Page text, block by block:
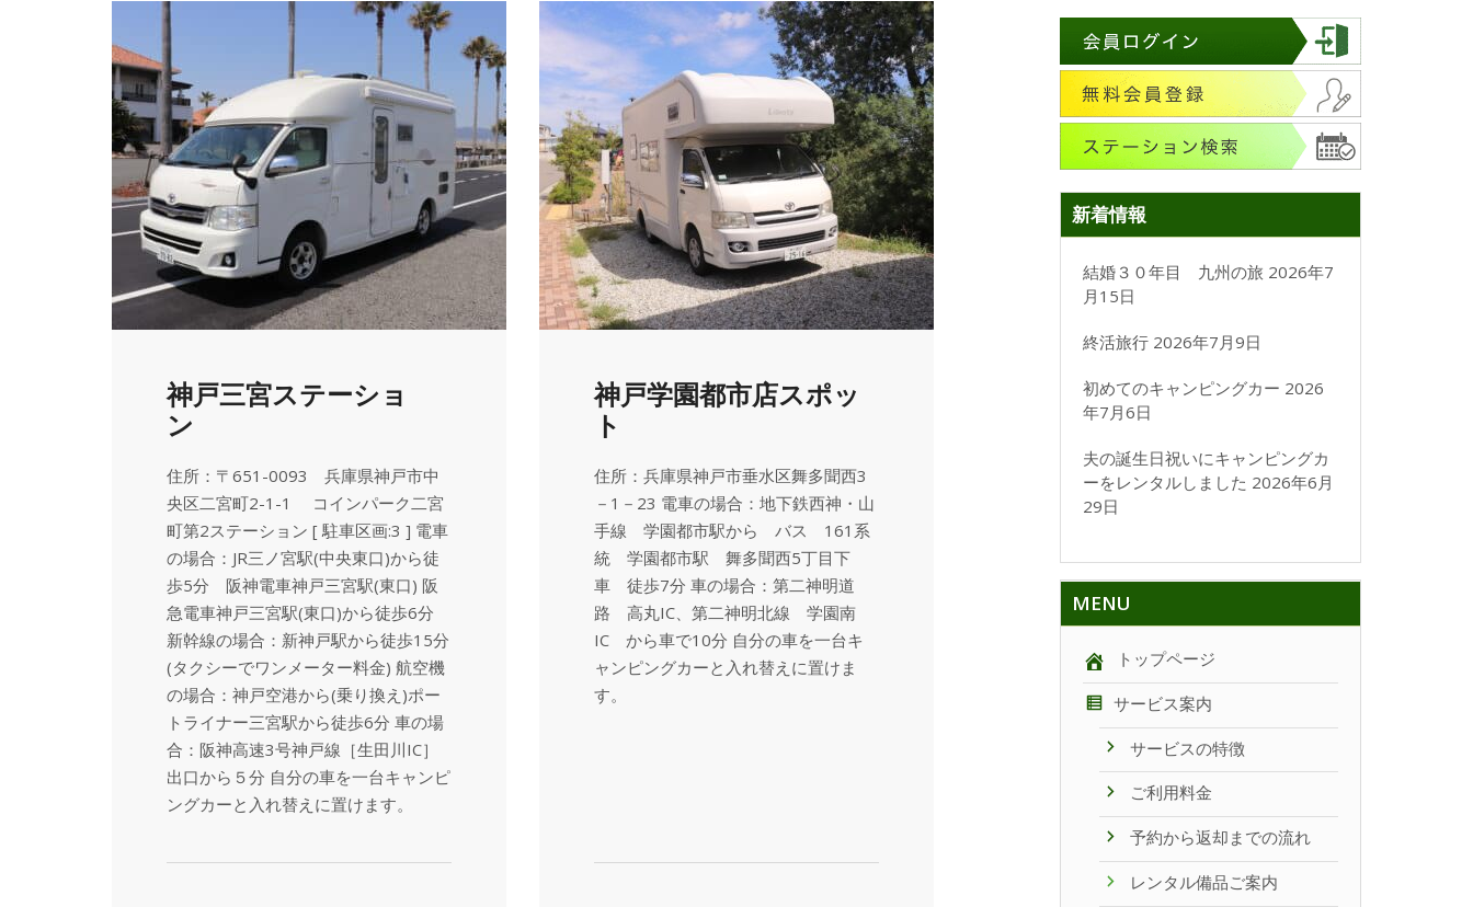
神戸三宮ステーショ
ン
住所：〒651-0093 兵庫県神戸市中
央区二宮町2-1-1 コインパーク二宮
町第2ステーション [ 駐車区画:3 ] 電車
の場合：JR三ノ宮駅(中央東口)から徒
歩5分 阪神電車神戸三宮駅(東口) 阪
急電車神戸三宮駅(東口)から徒歩6分
新幹線の場合：新神戸駅から徒歩15分
(タクシーでワンメーター料金) 航空機
の場合：神戸空港から(乗り換え)ポー
トライナー三宮駅から徒歩6分 車の場
合：阪神高速3号神戸線［生田川IC］
出口から５分 自分の車を一台キャンピ
ングカーと入れ替えに置けます。
神戸学園都市店スポッ
ト
住所：兵庫県神戸市垂水区舞多聞西3
－1－23 電車の場合：地下鉄西神・山
手線 学園都市駅から バス 161系
統 学園都市駅 舞多聞西5丁目下
車 徒歩7分 車の場合：第二神明道
路 高丸IC、第二神明北線 学園南
IC から車で10分 自分の車を一台キ
ャンピングカーと入れ替えに置けま
す。
新着情報
結婚３０年目 九州の旅 2026年7
月15日
終活旅行 2026年7月9日
初めてのキャンピングカー 2026
年7月6日
夫の誕生日祝いにキャンピングカ
ーをレンタルしました 2026年6月
29日
MENU
トップページ
サービス案内
サービスの特徴
ご利用料金
予約から返却までの流れ
レンタル備品ご案内